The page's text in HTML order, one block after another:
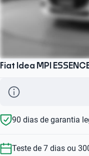
Fiat Idea MPI
90 dias de garantia
Teste de 7 dias ou